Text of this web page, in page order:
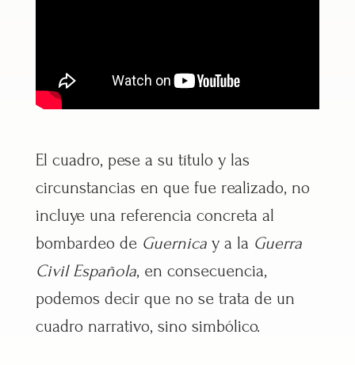
El cuadro, pese a su título y las
circunstancias en que fue realizado, no
incluye una referencia concreta al
bombardeo de Guernicay a la Guerra
Civil Española, en consecuencia,
podemos decir que no se trata de un
cuadro narrativo, sino simbólico.